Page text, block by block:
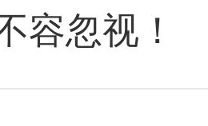
容忽视！